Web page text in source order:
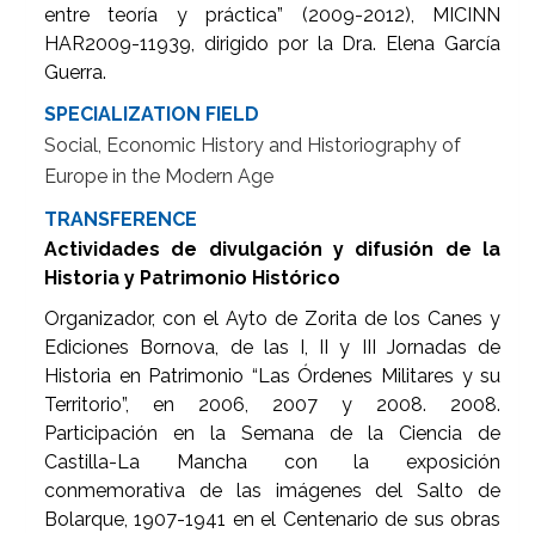
entre teoría y práctica” (2009-2012), MICINN
HAR2009-11939, dirigido por la Dra. Elena García
Guerra.
SPECIALIZATION FIELD
Social, Economic History and Historiography of
Europe in the Modern Age
TRANSFERENCE
Actividades de divulgación y difusión de la
Historia y Patrimonio Histórico
Organizador, con el Ayto de Zorita de los Canes y
Ediciones Bornova, de las I, II y III Jornadas de
Historia en Patrimonio “Las Órdenes Militares y su
Territorio”, en 2006, 2007 y 2008. 2008.
Participación en la Semana de la Ciencia de
Castilla-La Mancha con la exposición
conmemorativa de las imágenes del Salto de
Bolarque, 1907-1941 en el Centenario de sus obras